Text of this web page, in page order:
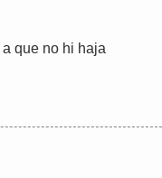
a que no hi haja